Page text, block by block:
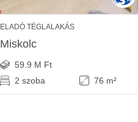
ELADÓ TÉGLALAKÁS
Miskolc
59.9 M Ft
2 szoba
76 m²